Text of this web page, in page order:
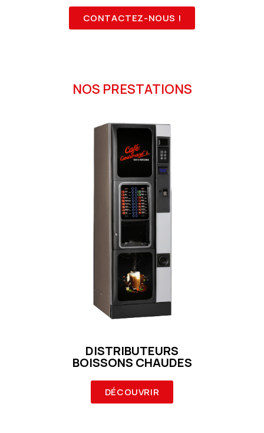
CONTACTEZ-NOUS !
NOS PRESTATIONS
DISTRIBUTEURS
BOISSONS CHAUDES
DÉCOUVRIR